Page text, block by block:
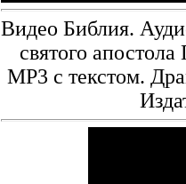
Видео Библия.
святого
MP3 с текстом.